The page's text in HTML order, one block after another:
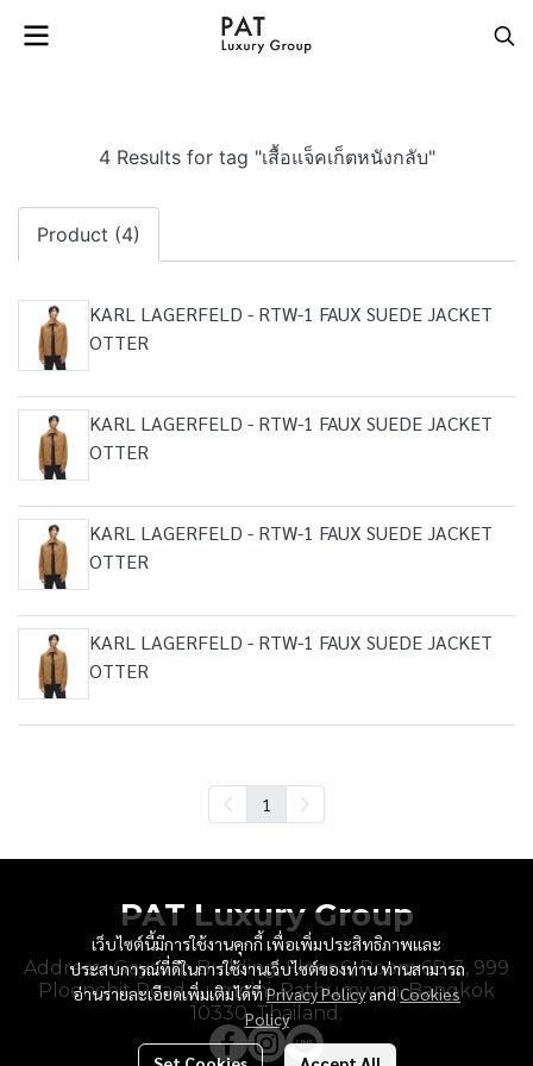
4 Results for tag "เสื้อแจ็คเก็ตหนังกลับ"
Product (4)
KARL LAGERFELD - RTW-1 FAUX SUEDE JACKET
OTTER
KARL LAGERFELD - RTW-1 FAUX SUEDE JACKET
OTTER
KARL LAGERFELD - RTW-1 FAUX SUEDE JACKET
OTTER
KARL LAGERFELD - RTW-1 FAUX SUEDE JACKET
OTTER
1
เว็บไซต์นี้มีการใช้งานคุกกี้ เพื่อเพิ่มประสิทธิภาพและ
ประสบการณ์ที่ดีในการใช้งานเว็บไซต์ของท่าน ท่านสามารถ
อ่านรายละเอียดเพิ่มเติมได้ที่Privacy PolicyandCookies
Policy
PAT Luxury Group
Address : Gaysorn Building, Floor 6, Room 6B-3, 999
Ploenchit Road, Lumpini, Pathumwan, Bangkok
10330, Thailand.